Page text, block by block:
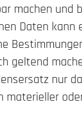
machen und
Daten kann
geltend
nur
materieller